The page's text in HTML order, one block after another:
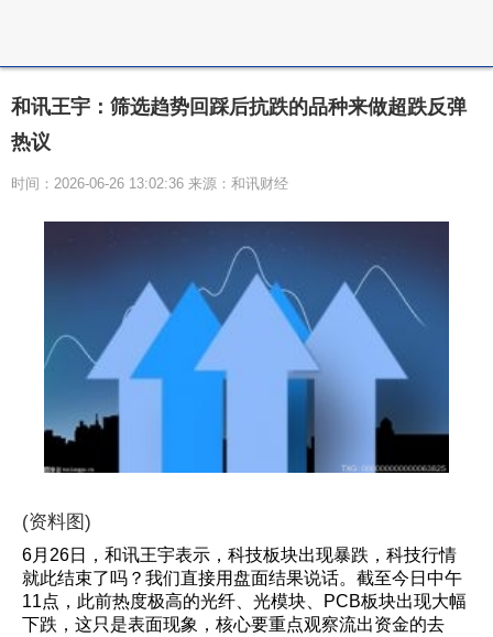
和讯王宇：筛选趋势回踩后抗跌的品种来做超跌反弹
热议
时间：2026-06-26 13:02:36 来源：和讯财经
(资料图)
6月26日，和讯王宇表示，科技板块出现暴跌，科技行情
就此结束了吗？我们直接用盘面结果说话。截至今日中午
11点，此前热度极高的光纤、光模块、PCB板块出现大幅
下跌，这只是表面现象，核心要重点观察流出资金的去